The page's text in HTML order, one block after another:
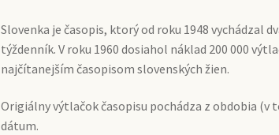
Slovenka je časopis, ktorý od roku 1948 vychádzal
týždenník. V roku 1960 dosiahol náklad 200 000
najčítanejším časopisom slovenských žien.
Origiálny výtlačok časopisu pochádza z obdobia
dátum.